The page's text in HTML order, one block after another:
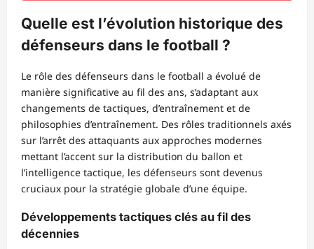
Quelle est l’évolution historique des
défenseurs dans le football ?
Le rôle des défenseurs dans le football a évolué de
manière significative au fil des ans, s’adaptant aux
changements de tactiques, d’entraînement et de
philosophies d’entraînement. Des rôles traditionnels axés
sur l’arrêt des attaquants aux approches modernes
mettant l’accent sur la distribution du ballon et
l’intelligence tactique, les défenseurs sont devenus
cruciaux pour la stratégie globale d’une équipe.
Développements tactiques clés au fil des
décennies